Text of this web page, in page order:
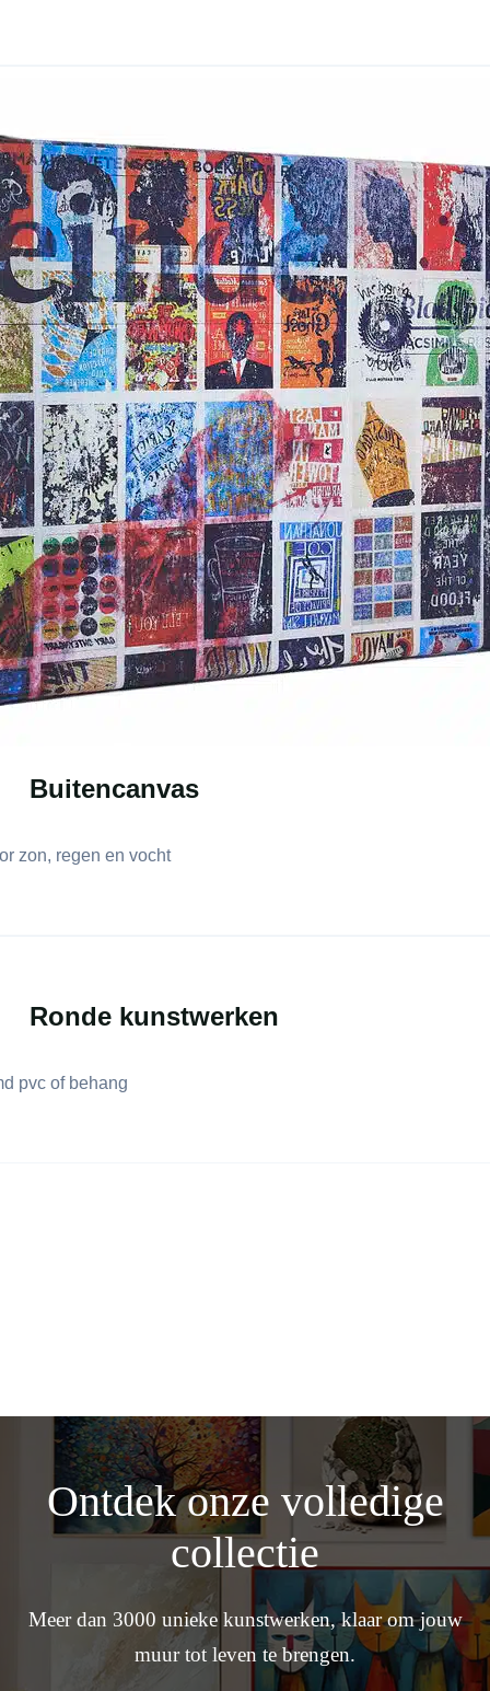
Buitencanvas
zon, regen en vocht
Ronde kunstwerken
pvc of behang
Ontdek onze volledige
collectie
Meer dan 3000 unieke kunstwerken, klaar om jouw
muur tot leven te brengen.